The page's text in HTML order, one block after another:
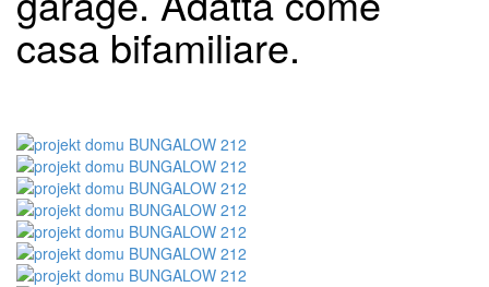
casa bifamiliare.